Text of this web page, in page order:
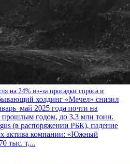
на 24% из-за просадки спроса и
холдинг «Мечел» снизил
2025 года почти на
прошлым годом, до 3,3 млн тонн.
(в распоряжении РБК), падение
актива компании: «Южный
тыс. т,...